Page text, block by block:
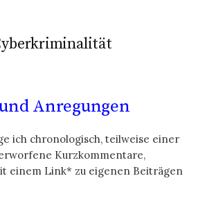
Anregungen
ich chronologisch, teilweise einer
Kurzkommentare,
einem Link* zu eigenen Beiträgen